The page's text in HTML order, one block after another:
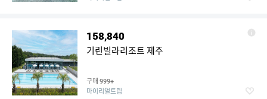
158,840
기린빌라리조트 제주
구매 999+
마이리얼트립